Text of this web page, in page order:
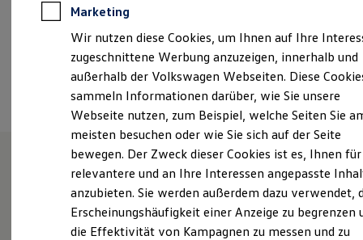
Reparatur & Service
Sommer-Special
Reparatur, Pflege & Inspektion
Servicetermin anfragen
Service-Vorteile bei Volkswagen Nutzfahrzeuge
ServicePlus
Economy Service
Räder & Reifen Service
Ersatzfahrzeuge
Notdienst und Pannenhilfe
Software, Konnektivität & Apps
California App
VW Connect für Ihren Transporter/Caravelle
VW Connect für Ihren Amarok
VW Connect für andere Modelle
Ansprechpartner
Termin vereinbaren
Unsere Leistungenim
Überblick
Marketing
Wir nutzen diese Cookies, um Ihnen auf Ihre
zugeschnittene Werbung anzuzeigen, innerhalb und
außerhalb der Volkswagen Webseiten. Diese
sammeln Informationen darüber, wie Sie unsere
Webseite nutzen, zum Beispiel, welche Seiten Sie
meisten besuchen oder wie Sie sich auf der Seite
bewegen. Der Zweck dieser Cookies ist es, Ihnen für
relevantere und an Ihre Interessen angepasste
anzubieten. Sie werden außerdem dazu verwendet,
Erscheinungshäufigkeit einer Anzeige zu begrenzen
die Effektivität von Kampagnen zu messen und zu